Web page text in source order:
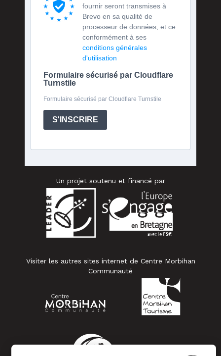
fournir seront transmises à
Brevo en sa qualité de
processeur de données; et ce
conformément à ses
conditions générales
d'utilisation
Formulaire sécurisé par Cloudflare
Turnstile
Formulaire sécurisé par Cloudflare Turnstile
S'INSCRIRE
Un projet soutenu et financé par
Visiter les autres sites internet de Centre Morbihan
Communauté